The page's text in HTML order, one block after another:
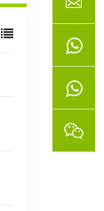
5853819